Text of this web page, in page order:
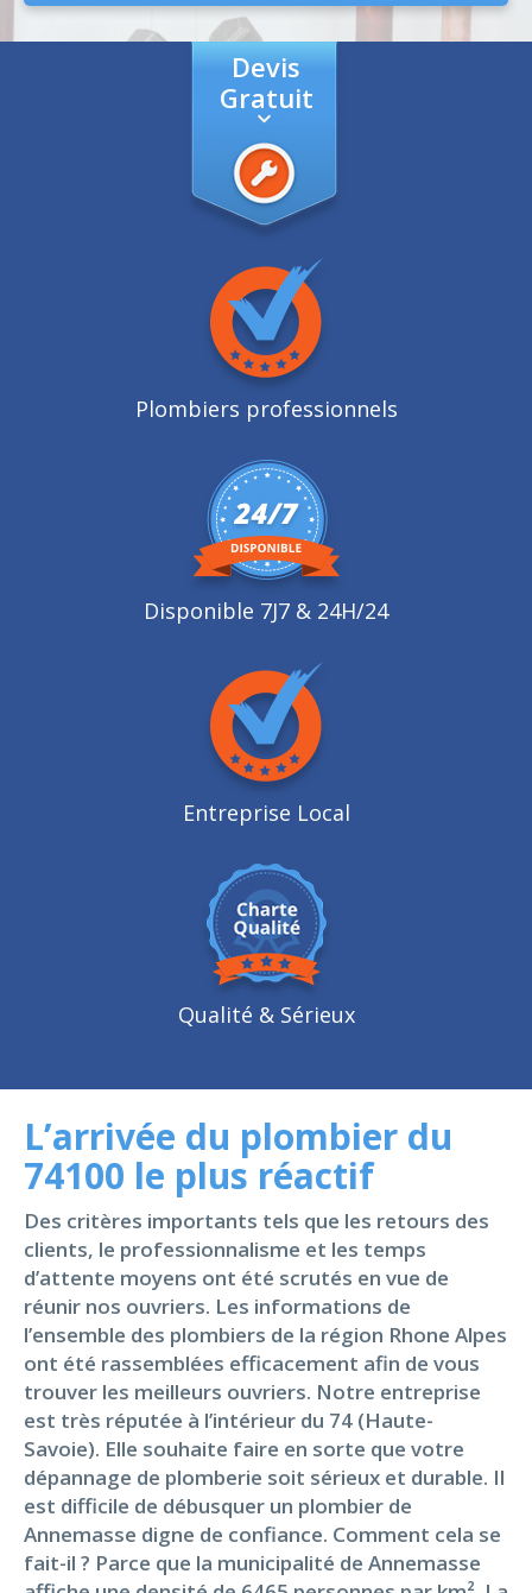
Devis
Gratuit
Plombiers professionnels
Disponible 7J7 & 24H/24
Entreprise Local
Qualité & Sérieux
L’arrivée du plombier du
74100 le plus réactif
Des critères importants tels que les retours des
clients, le professionnalisme et les temps
d’attente moyens ont été scrutés en vue de
réunir nos ouvriers. Les informations de
l’ensemble des plombiers de la région Rhone Alpes
ont été rassemblées efficacement afin de vous
trouver les meilleurs ouvriers. Notre entreprise
est très réputée à l’intérieur du 74 (Haute-
Savoie). Elle souhaite faire en sorte que votre
dépannage de plomberie soit sérieux et durable. Il
est difficile de débusquer un plombier de
Annemasse digne de confiance. Comment cela se
fait-il ? Parce que la municipalité de Annemasse